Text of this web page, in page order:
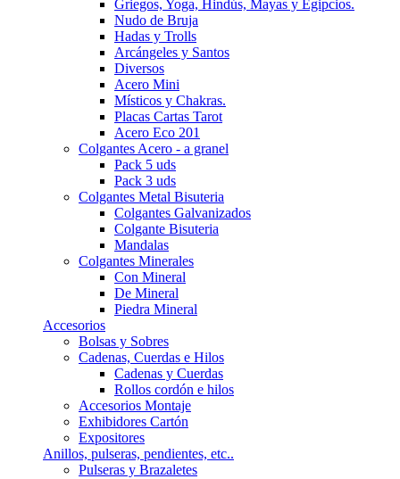
Griegos, Yoga, Hindús, Mayas y Egipcios.
Nudo de Bruja
Hadas y Trolls
Arcángeles y Santos
Diversos
Acero Mini
Místicos y Chakras.
Placas Cartas Tarot
Acero Eco 201
Colgantes Acero - a granel
Pack 5 uds
Pack 3 uds
Colgantes Metal Bisuteria
Colgantes Galvanizados
Colgante Bisuteria
Mandalas
Colgantes Minerales
Con Mineral
De Mineral
Piedra Mineral
Accesorios
Bolsas y Sobres
Cadenas, Cuerdas e Hilos
Cadenas y Cuerdas
Rollos cordón e hilos
Accesorios Montaje
Exhibidores Cartón
Expositores
Anillos, pulseras, pendientes, etc..
Pulseras y Brazaletes